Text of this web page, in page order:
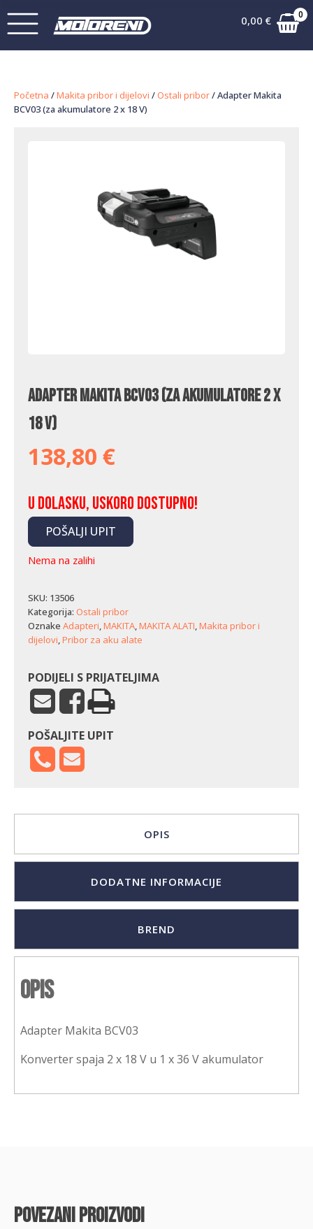
0,00 € 0
Početna /Makita pribor i dijelovi / Ostali pribor/ Adapter Makita
BCV03 (za akumulatore 2 x 18 V)
Adapter Makita BCV03 (za akumulatore 2 x
18 V)
138,80 €
U dolasku, uskoro dostupno!
POŠALJI UPIT
Nema na zalihi
SKU: 13506
Kategorija: Ostali pribor
Oznake Adapteri,MAKITA,MAKITA ALATI,Makita pribor i
dijelovi,Pribor za aku alate
PODIJELI S PRIJATELJIMA
POŠALJITE UPIT
OPIS
DODATNE INFORMACIJE
BREND
Opis
Adapter Makita BCV03
Konverter spaja 2 x 18 V u 1 x 36 V akumulator
povezani proizvodi